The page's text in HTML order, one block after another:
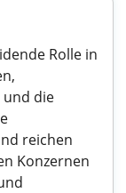
Rolle in
die
reichen
Konzernen